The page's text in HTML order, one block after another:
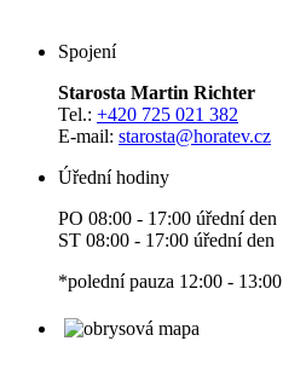
Spojení
Starosta Martin Richter
Tel.: +420 725 021 382
E-mail: starosta@horatev.cz
Úřední hodiny
PO 08:00 - 17:00 úřední den
ST 08:00 - 17:00 úřední den
*polední pauza 12:00 - 13:00